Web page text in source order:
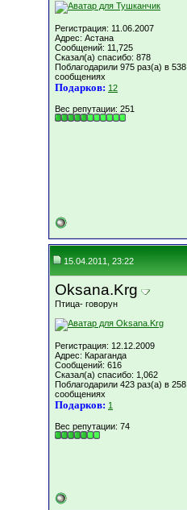
Регистрация: 11.06.2007
Адрес: Астана
Сообщений: 11,725
Сказал(а) спасибо: 878
Поблагодарили 975 раз(а) в 538
сообщениях
Подарков: 12
Вес репутации: 251
15.04.2011, 23:22
Oksana.Krg
Птица- говорун
Регистрация: 12.12.2009
Адрес: Караганда
Сообщений: 616
Сказал(а) спасибо: 1,062
Поблагодарили 423 раз(а) в 258
сообщениях
Подарков: 1
Вес репутации: 74